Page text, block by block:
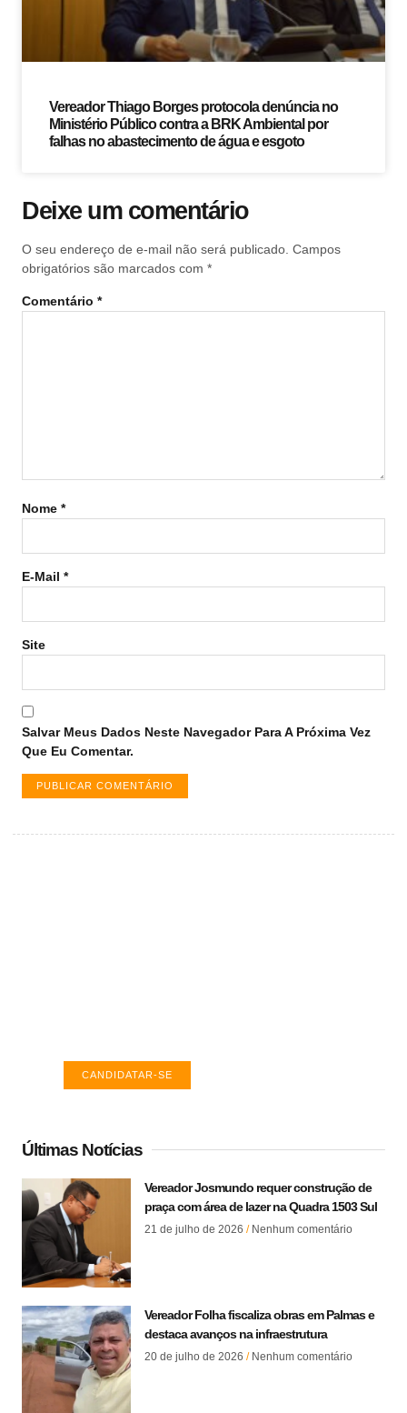
Vereador Thiago Borges protocola denúncia no
Ministério Público contra a BRK Ambiental por
falhas no abastecimento de água e esgoto
Deixe um comentário
O seu endereço de e-mail não será publicado. Campos
obrigatórios são marcados com *
Comentário *
Nome *
E-Mail *
Site
Salvar Meus Dados Neste Navegador Para A Próxima Vez
Que Eu Comentar.
CANDIDATAR-SE
Últimas Notícias
Vereador Josmundo requer construção de
praça com área de lazer na Quadra 1503 Sul
21 de julho de 2026 Nenhum comentário
Vereador Folha fiscaliza obras em Palmas e
destaca avanços na infraestrutura
20 de julho de 2026 Nenhum comentário